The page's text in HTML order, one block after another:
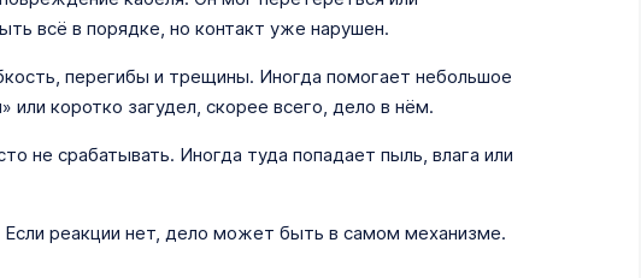
всё в порядке, но контакт уже нарушен.
перегибы и трещины. Иногда помогает небольшое
или коротко загудел, скорее всего, дело в нём.
не срабатывать. Иногда туда попадает пыль, влага или
реакции нет, дело может быть в самом механизме.